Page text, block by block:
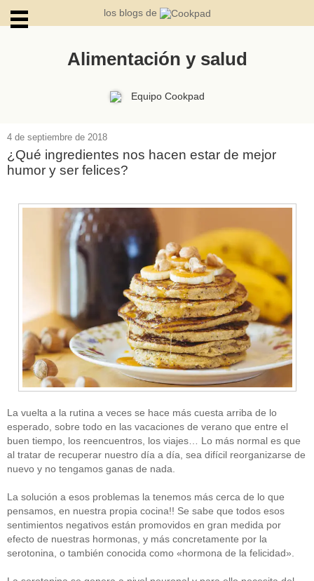
los blogs de
Alimentación y salud
Equipo Cookpad
4 de septiembre de 2018
¿Qué ingredientes nos hacen estar de mejor
humor y ser felices?
La vuelta a la rutina a veces se hace más cuesta arriba de lo
esperado, sobre todo en las vacaciones de verano que entre el
buen tiempo, los reencuentros, los viajes… Lo más normal es que
al tratar de recuperar nuestro día a día, sea difícil reorganizarse de
nuevo y no tengamos ganas de nada.
La solución a esos problemas la tenemos más cerca de lo que
pensamos, en nuestra propia cocina!! Se sabe que todos esos
sentimientos negativos están promovidos en gran medida por
efecto de nuestras hormonas, y más concretamente por la
serotonina, o también conocida como «hormona de la felicidad».